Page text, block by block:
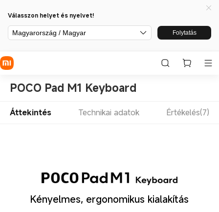
Válasszon helyet és nyelvet!
Magyarország / Magyar Folytatás
POCO Pad M1 Keyboard
Áttekintés Technikai adatok Értékelés(7)
Kényelmes, ergonomikus kialakítás